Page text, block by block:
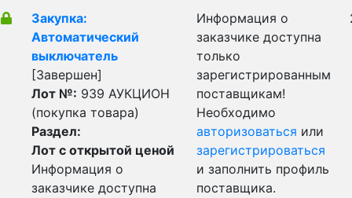
Закупка:
Автоматический
выключатель
[Завершен]
Лот №: 939 АУКЦИОН
(покупка товара)
Раздел:
Лот с открытой ценой
Информация о
заказчике доступна
Информация о
заказчике доступна
только
зарегистрированным
поставщикам!
Необходимо
авторизоваться или
зарегистрироваться
и заполнить профиль
поставщика.